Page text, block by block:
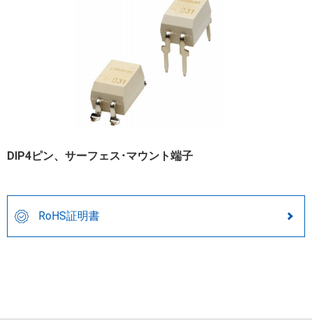
DIP4ピン、サーフェス･マウント端子
RoHS証明書